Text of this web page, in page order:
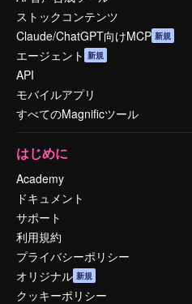
ストックコンテンツ
Claude/ChatGPT向けMCP 新規
エージェント 新規
API
モバイルアプリ
すべてのMagnificツール
はじめに
Academy
ドキュメント
サポート
利用規約
プライバシーポリシー
オリジナル 新規
クッキーポリシー